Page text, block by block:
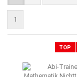
1
TOP